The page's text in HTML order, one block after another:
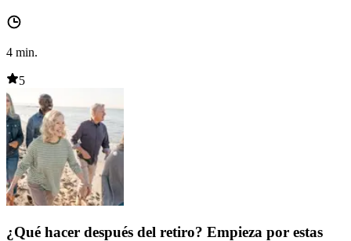
4 min.
5
¿Qué hacer después del retiro? Empieza por estas